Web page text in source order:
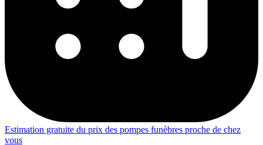
Estimation gratuite du prix des pompes funèbres proche de chez
vous